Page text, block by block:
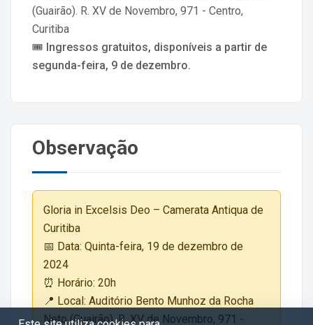
(Guairão). R. XV de Novembro, 971 - Centro,
Curitiba
🎟️ Ingressos gratuitos, disponíveis a partir de
segunda-feira, 9 de dezembro.
Observação
Gloria in Excelsis Deo – Camerata Antiqua de
Curitiba
📅 Data: Quinta-feira, 19 de dezembro de
2024
⏰ Horário: 20h
📍 Local: Auditório Bento Munhoz da Rocha
Neto (Guairão). R. XV de Novembro, 971 -